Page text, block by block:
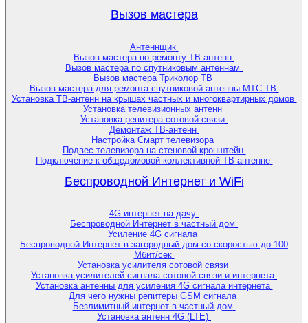
Вызов мастера
Антеннщик
Вызов мастера по ремонту ТВ антенн
Вызов мастера по спутниковым антеннам
Вызов мастера Триколор ТВ
Вызов мастера для ремонта спутниковой антенны МТС ТВ
Установка ТВ-антенн на крышах частных и многоквартирных домов
Установка телевизионных антенн
Установка репитера сотовой связи
Демонтаж ТВ-антенн
Настройка Смарт телевизора
Подвес телевизора на стеновой кронштейн
Подключение к общедомовой-коллективной ТВ-антенне
Беспроводной Интернет и WiFi
4G интернет на дачу
Беспроводной Интернет в частный дом
Усиление 4G сигнала
Беспроводной Интернет в загородный дом со скоростью до 100
Мбит/сек
Установка усилителя сотовой связи
Установка усилителей сигнала сотовой связи и интернета
Установка антенны для усиления 4G сигнала интернета
Для чего нужны репитеры GSM сигнала
Безлимитный интернет в частный дом
Установка антенн 4G (LTE)